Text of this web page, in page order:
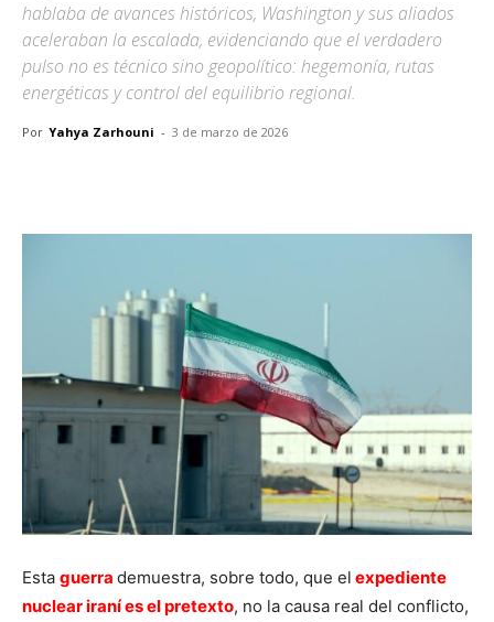
hablaba de avances históricos, Washington y sus aliados
aceleraban la escalada, evidenciando que el verdadero
pulso no es técnico sino geopolítico: hegemonía, rutas
energéticas y control del equilibrio regional.
Por Yahya Zarhouni - 3 de marzo de 2026
Esta guerra demuestra, sobre todo, que el expediente
nuclear iraní es el pretexto, no la causa real del conflicto,